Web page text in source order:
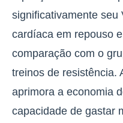
significativamente seu
cardíaca em repouso
comparação com o
treinos de resistência.
aprimora a economia
capacidade de gastar